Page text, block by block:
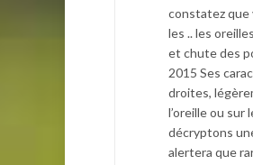
constatez que
les .. les
et chute des
2015 Ses
droites,
l’oreille ou sur
décryptons
alertera que